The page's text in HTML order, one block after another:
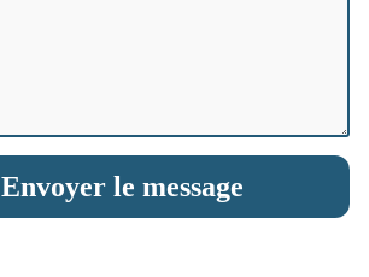
Envoyer le message